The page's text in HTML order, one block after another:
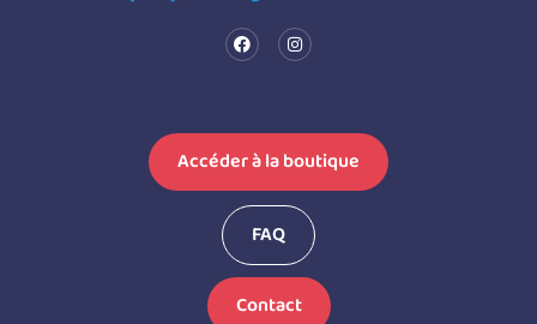
Accéder à la boutique
FAQ
Contact